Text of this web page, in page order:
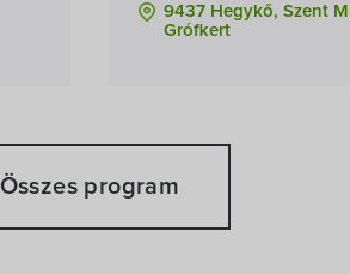
9437 Hegykő, Szent
Grófkert
Összes program